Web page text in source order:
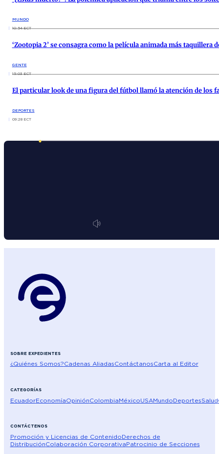
MUNDO
10:54 ECT
‘Zootopia 2’ se consagra como la película animada más taquillera
GENTE
15:03 ECT
El particular look de una figura del fútbol llamó la atención de los
DEPORTES
09:28 ECT
SOBRE EXPEDIENTES
¿Quiénes Somos?Cadenas AliadasContáctanosCarta al Editor
CATEGORÍAS
EcuadorEconomíaOpiniónColombiaMéxicoUSAMundoDeportesSalud
CONTÁCTENOS
Promoción y Licencias de ContenidoDerechos de
DistribuciónColaboración CorporativaPatrocinio de Secciones